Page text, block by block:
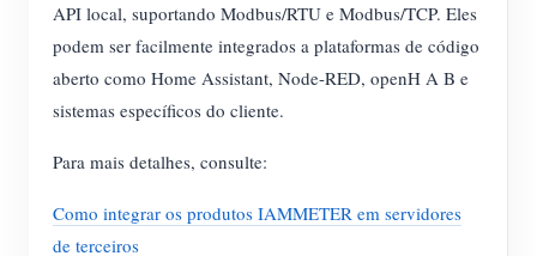
API local, suportando Modbus/RTU e Modbus/TCP. Eles
podem ser facilmente integrados a plataformas de código
aberto como Home Assistant, Node-RED, openH A B e
sistemas específicos do cliente.
Para mais detalhes, consulte:
Como integrar os produtos IAMMETER em servidores
de terceiros